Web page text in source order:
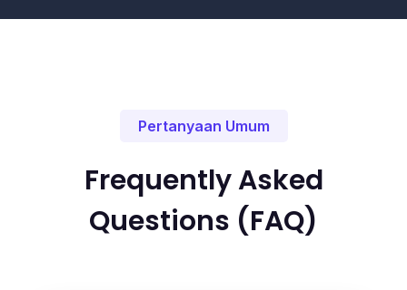
Pertanyaan Umum
Frequently Asked
Questions (FAQ)